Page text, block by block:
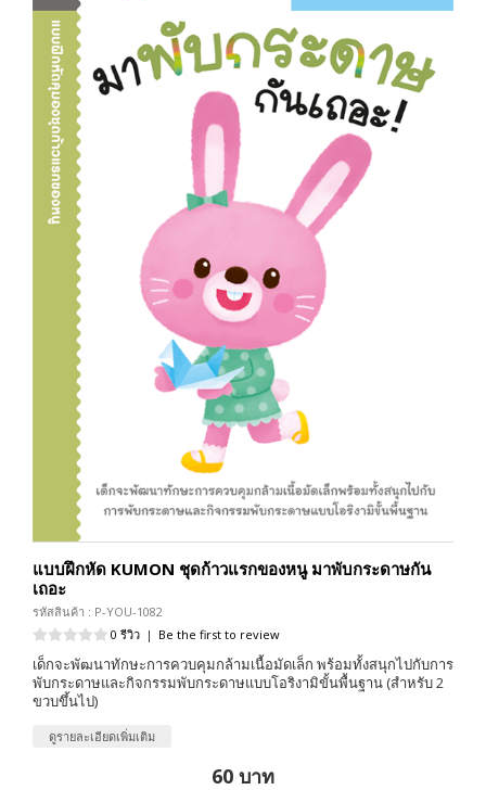
แบบฝึกหัด KUMON ชุดก้าวแรกของหนู มาพับกระดาษกัน
เถอะ
รหัสสินค้า : P-YOU-1082
0 รีวิว | Be the first to review
เด็กจะพัฒนาทักษะการควบคุมกล้ามเนื้อมัดเล็ก พร้อมทั้งสนุกไปกับการ
พับกระดาษและกิจกรรมพับกระดาษแบบโอริงามิขั้นพื้นฐาน (สำหรับ 2
ขวบขึ้นไป)
ดูรายละเอียดเพิ่มเติม
60 บาท